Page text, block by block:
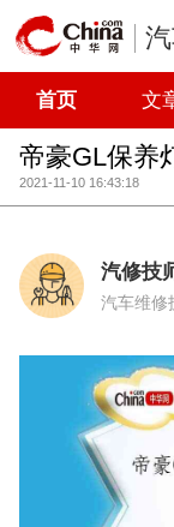
首页 文
帝豪GL保养
2021-11-10 16:43:18
汽修技
汽车维修